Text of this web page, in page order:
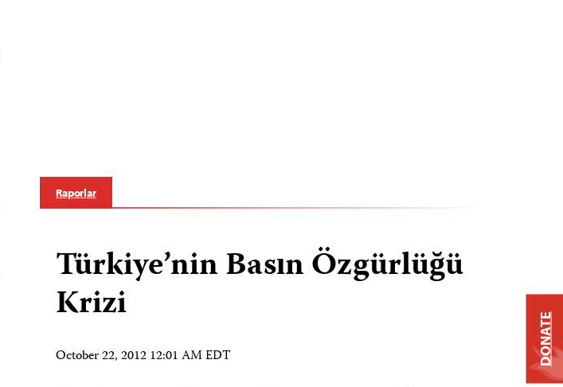
Raporlar
Türkiye’nin Basın Özgürlüğü
Krizi
October 22, 2012 12:01 AM EDT DONATE